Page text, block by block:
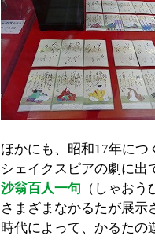
ほかにも、昭和17年につ
シェイクスピアの劇に出
沙翁百人一句 （しゃお
さまざまなかるたが展示
時代によって、かるたの